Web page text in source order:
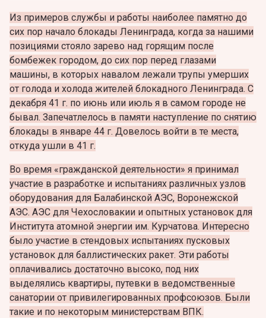
Из примеров службы и работы наиболее памятно до
сих пор начало блокады Ленинграда, когда за нашими
позициями стояло зарево над горящим после
бомбежек городом, до сих пор перед глазами
машины, в которых навалом лежали трупы умерших
от голода и холода жителей блокадного Ленинграда. С
декабря 41 г. по июнь или июль я в самом городе не
бывал. Запечатлелось в памяти наступление по снятию
блокады в январе 44 г. Довелось войти в те места,
откуда ушли в 41 г.
Во время «гражданской деятельности» я принимал
участие в разработке и испытаниях различных узлов
оборудования для Балабинской АЭС, Воронежской
АЭС. АЭС для Чехословакии и опытных установок для
Института атомной энергии им. Курчатова. Интересно
было участие в стендовых испытаниях пусковых
установок для баллистических ракет. Эти работы
оплачивались достаточно высоко, под них
выделялись квартиры, путевки в ведомственные
санатории от привилегированных профсоюзов. Были
такие и по некоторым министерствам ВПК.